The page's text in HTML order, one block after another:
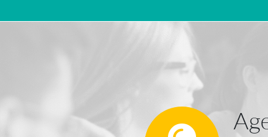
Navigation principale